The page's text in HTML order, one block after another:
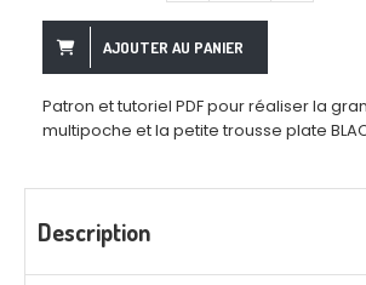
AJOUTER AU PANIER
Patron et tutoriel PDF pour réaliser la
multipoche et la petite trousse plate
Description